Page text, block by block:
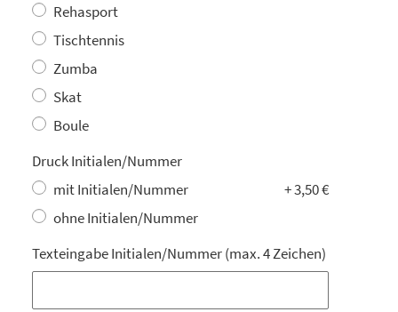
Rehasport
Tischtennis
Zumba
Skat
Boule
Druck Initialen/Nummer
mit Initialen/Nummer
+ 3,50 €
ohne Initialen/Nummer
Texteingabe Initialen/Nummer (max. 4 Zeichen)